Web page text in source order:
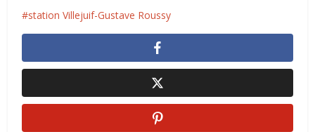
station Villejuif-Gustave Roussy